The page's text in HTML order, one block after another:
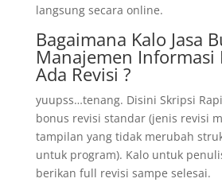
langsung secara online.
Bagaimana Kalo Jasa
Manajemen Informasi
Ada Revisi ?
yuupss…tenang. Disini Skripsi
bonus revisi standar (jenis revisi
tampilan yang tidak merubah
untuk program). Kalo untuk
berikan full revisi sampe selesai.